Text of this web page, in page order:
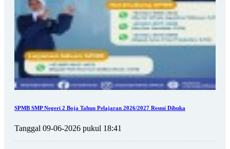
SPMB SMP Negeri 2 Boja Tahun Pelajaran 2026/2027 Resmi Dibuka
Tanggal 09-06-2026 pukul 18:41